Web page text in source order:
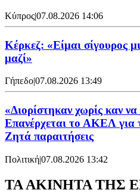
Κύπρος|07.08.2026 14:06
Κέρκεζ: «Είμαι σίγουρος
μαζί»
Γήπεδο|07.08.2026 13:49
«Διορίστηκαν χωρίς καν
Επανέρχεται το ΑΚΕΛ για
Ζητά παραιτήσεις
Πολιτική|07.08.2026 13:42
ΤΑ ΑΚΙΝΗΤΑ ΤΗΣ